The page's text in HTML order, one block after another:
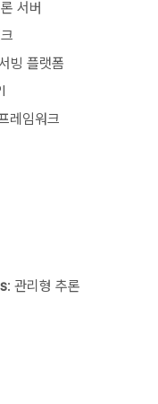
서버
빙 플랫폼
레임워크
: 관리형 추론